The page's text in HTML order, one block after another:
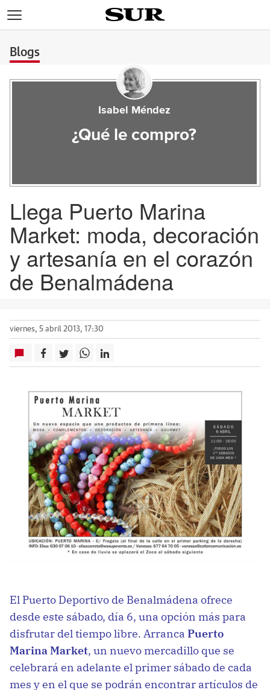
Blogs
Isabel Méndez
¿Qué le compro?
Llega Puerto Marina
Market: moda, decoración
y artesanía en el corazón
de Benalmádena
viernes, 5 abril 2013, 17:30
El Puerto Deportivo de Benalmádena ofrece
desde este sábado, día 6, una opción más para
disfrutar del tiempo libre. Arranca Puerto
Marina Market, un nuevo mercadillo que se
celebrará en adelante el primer sábado de cada
mes y en el que se podrán encontrar artículos de